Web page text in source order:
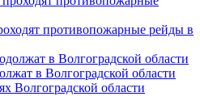
противопожарные рейды в
в Волгоградской области